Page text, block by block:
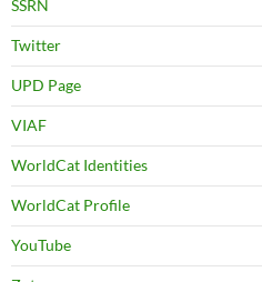
SSRN
Twitter
UPD Page
VIAF
WorldCat Identities
WorldCat Profile
YouTube